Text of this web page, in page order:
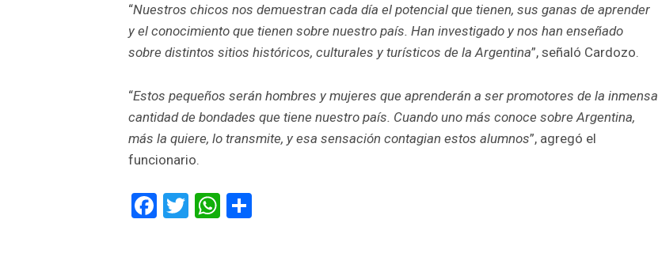
“Nuestros chicos nos demuestran cada día el potencial que tienen, sus ganas de aprender
y el conocimiento que tienen sobre nuestro país. Han investigado y nos han enseñado
sobre distintos sitios históricos, culturales y turísticos de la Argentina”, señaló Cardozo.
“Estos pequeños serán hombres y mujeres que aprenderán a ser promotores de la inmensa
cantidad de bondades que tiene nuestro país. Cuando uno más conoce sobre Argentina,
más la quiere, lo transmite, y esa sensación contagian estos alumnos”, agregó el
funcionario.
Facebook
TwitterWhatsApp